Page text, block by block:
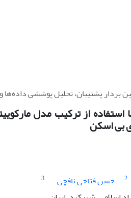
بردار پشتیبان، تحلیل پوششی
از ترکیب مدل
بی اسکن
2 حسن فتاحی نافچی
3